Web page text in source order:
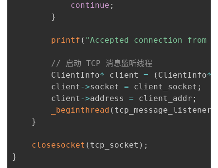
continue ;
}
printf ( "Accepted connection from
// 启动 TCP 消息监听线程
        ClientInfo
* client = ( ClientInfo*
        client
->socket = client_socket ;
        client
->address = client_addr ;
_beginthread ( tcp_message_listener
}
closesocket ( tcp_socket ) ;
}